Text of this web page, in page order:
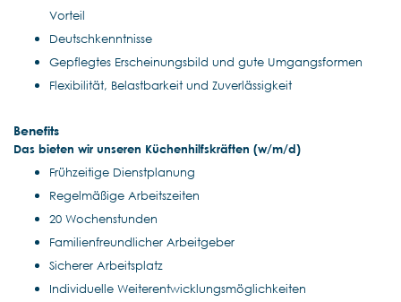
Vorteil
Deutschkenntnisse
Gepflegtes Erscheinungsbild und gute Umgangsformen
Flexibilität, Belastbarkeit und Zuverlässigkeit
Benefits
Das bieten wir unseren Küchenhilfskräften (w/m/d)
Frühzeitige Dienstplanung
Regelmäßige Arbeitszeiten
20 Wochenstunden
Familienfreundlicher Arbeitgeber
Sicherer Arbeitsplatz
Individuelle Weiterentwicklungsmöglichkeiten